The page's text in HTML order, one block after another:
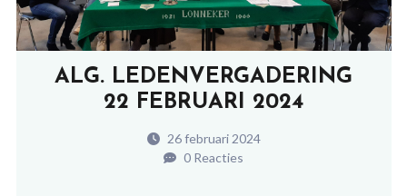
ALG. LEDENVERGADERING
22 FEBRUARI 2024
26 februari 2024
0 Reacties